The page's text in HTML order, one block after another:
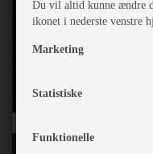
Du vil altid kunne ændre
ikonet i nederste venstre
Marketing
Statistiske
Funktionelle